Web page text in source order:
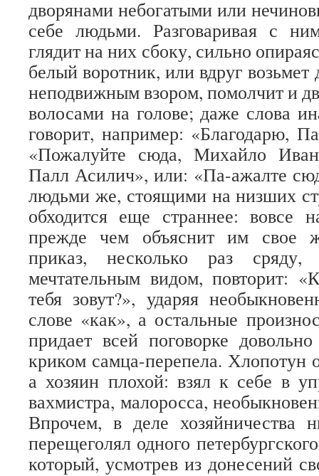
дворянами небогатыми или
себе людьми. Разговаривая с
глядит на них сбоку, сильно
белый воротник, или вдруг
неподвижным взором, помолчит и
волосами на голове; даже слова
говорит, например: «Благодарю,
«Пожалуйте сюда, Михайло
Палл Асилич», или: «Па-ажалте
людьми же, стоящими на низших
обходится еще страннее: вовсе
прежде чем объяснит им свое
приказ, несколько раз
мечтательным видом, повторит:
тебя зовут?», ударяя
слове «как», а остальные
придает всей поговорке
криком самца-перепела.
а хозяин плохой: взял к себе в
вахмистра, малоросса,
Впрочем, в деле
перещеголял одного
который, усмотрев из донесений